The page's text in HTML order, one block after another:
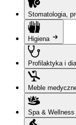
Stomatologia,
Higiena
Profilaktyka i
Meble
Spa & Wellness